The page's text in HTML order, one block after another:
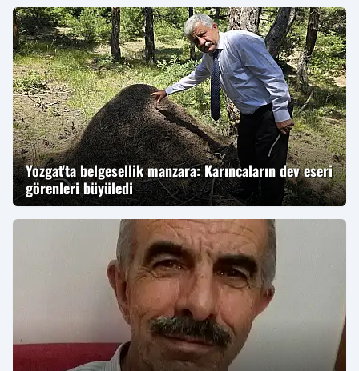
Yozgat'ta belgesellik manzara: Karıncaların dev eseri
görenleri büyüledi